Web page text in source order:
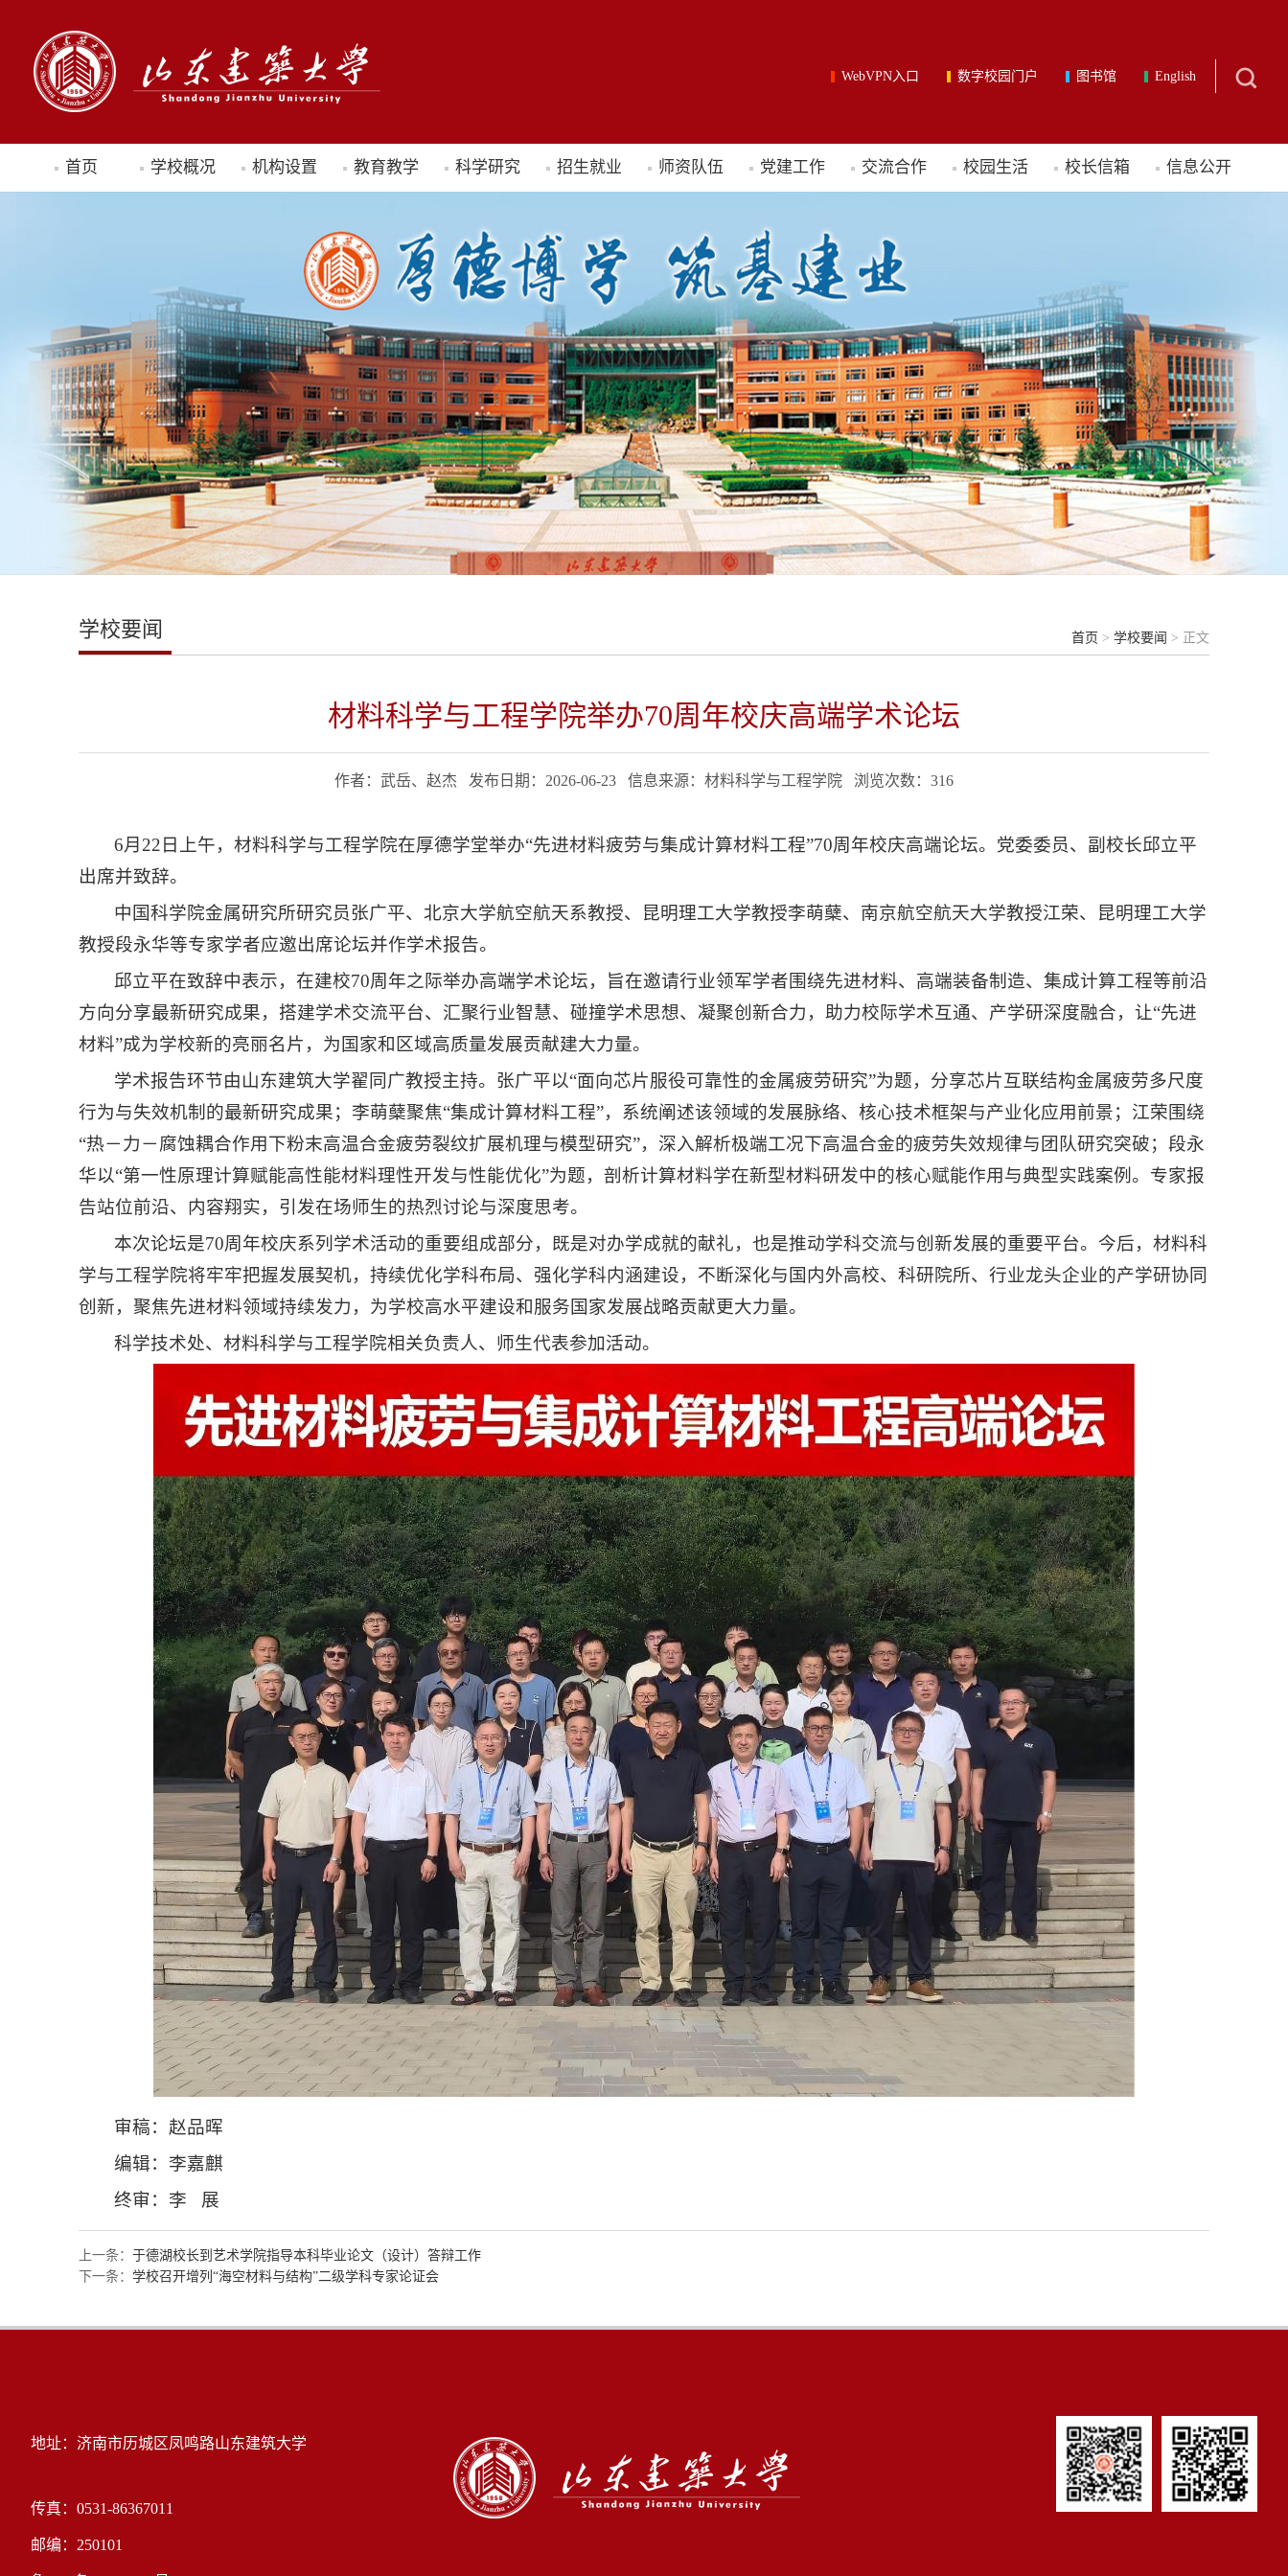
WebVPN入口 数字校园门户 图书馆 English
首页 学校概况 机构设置 教育教学 科学研究 招生就业 师资队伍 党建工作 交流合作 校园生活 校长信箱 信息公开
学校要闻 首页 > 学校要闻 > 正文
材料科学与工程学院举办70周年校庆高端学术论坛
作者：武岳、赵杰 发布日期：2026-06-23 信息来源：材料科学与工程学院 浏览次数： 316
6月22日上午，材料科学与工程学院在厚德学堂举办“先进材料疲劳与集成计算材料工程”70周年校庆高端论坛。党委委员、副校长邱立平
出席并致辞。
中国科学院金属研究所研究员张广平、北京大学航空航天系教授、昆明理工大学教授李萌蘖、南京航空航天大学教授江荣、昆明理工大学
教授段永华等专家学者应邀出席论坛并作学术报告。
邱立平在致辞中表示，在建校70周年之际举办高端学术论坛，旨在邀请行业领军学者围绕先进材料、高端装备制造、集成计算工程等前沿
方向分享最新研究成果，搭建学术交流平台、汇聚行业智慧、碰撞学术思想、凝聚创新合力，助力校际学术互通、产学研深度融合，让“先进
材料”成为学校新的亮丽名片，为国家和区域高质量发展贡献建大力量。
学术报告环节由山东建筑大学翟同广教授主持。张广平以“面向芯片服役可靠性的金属疲劳研究”为题，分享芯片互联结构金属疲劳多尺度
行为与失效机制的最新研究成果；李萌蘖聚焦“集成计算材料工程”，系统阐述该领域的发展脉络、核心技术框架与产业化应用前景；江荣围绕
“热－力－腐蚀耦合作用下粉末高温合金疲劳裂纹扩展机理与模型研究”，深入解析极端工况下高温合金的疲劳失效规律与团队研究突破；段永
华以“第一性原理计算赋能高性能材料理性开发与性能优化”为题，剖析计算材料学在新型材料研发中的核心赋能作用与典型实践案例。专家报
告站位前沿、内容翔实，引发在场师生的热烈讨论与深度思考。
本次论坛是70周年校庆系列学术活动的重要组成部分，既是对办学成就的献礼，也是推动学科交流与创新发展的重要平台。今后，材料科
学与工程学院将牢牢把握发展契机，持续优化学科布局、强化学科内涵建设，不断深化与国内外高校、科研院所、行业龙头企业的产学研协同
创新，聚焦先进材料领域持续发力，为学校高水平建设和服务国家发展战略贡献更大力量。
科学技术处、材料科学与工程学院相关负责人、师生代表参加活动。
审稿：赵品晖
编辑：李嘉麒
终审：李 展
上一条： 于德湖校长到艺术学院指导本科毕业论文（设计）答辩工作
下一条： 学校召开增列“海空材料与结构”二级学科专家论证会
地址：济南市历城区凤鸣路山东建筑大学
传真：0531-86367011
邮编：250101